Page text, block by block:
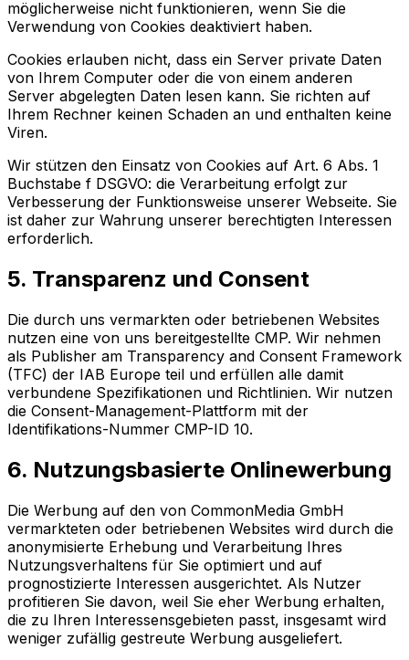
möglicherweise nicht funktionieren, wenn Sie die
Verwendung von Cookies deaktiviert haben.
Cookies erlauben nicht, dass ein Server private Daten
von Ihrem Computer oder die von einem anderen
Server abgelegten Daten lesen kann. Sie richten auf
Ihrem Rechner keinen Schaden an und enthalten keine
Viren.
Wir stützen den Einsatz von Cookies auf Art. 6 Abs. 1
Buchstabe f DSGVO: die Verarbeitung erfolgt zur
Verbesserung der Funktionsweise unserer Webseite. Sie
ist daher zur Wahrung unserer berechtigten Interessen
erforderlich.
5. Transparenz und Consent
Die durch uns vermarkten oder betriebenen Websites
nutzen eine von uns bereitgestellte CMP. Wir nehmen
als Publisher am Transparency and Consent Framework
(TFC) der IAB Europe teil und erfüllen alle damit
verbundene Spezifikationen und Richtlinien. Wir nutzen
die Consent-Management-Plattform mit der
Identifikations-Nummer CMP-ID 10.
6. Nutzungsbasierte Onlinewerbung
Die Werbung auf den von CommonMedia GmbH
vermarkteten oder betriebenen Websites wird durch die
anonymisierte Erhebung und Verarbeitung Ihres
Nutzungsverhaltens für Sie optimiert und auf
prognostizierte Interessen ausgerichtet. Als Nutzer
profitieren Sie davon, weil Sie eher Werbung erhalten,
die zu Ihren Interessensgebieten passt, insgesamt wird
weniger zufällig gestreute Werbung ausgeliefert.